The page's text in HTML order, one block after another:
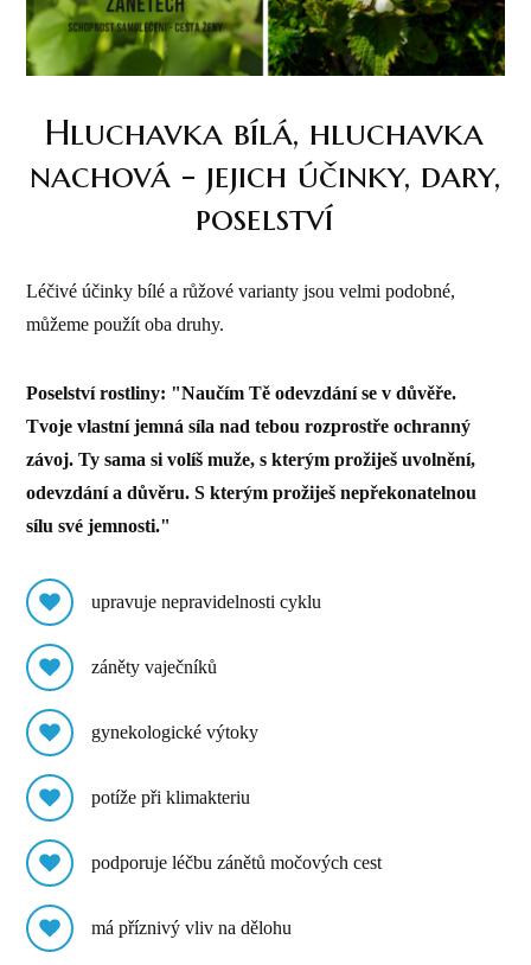
Hluchavka bílá, hluchavka
nachová - jejich účinky, dary,
poselství
Léčivé účinky bílé a růžové varianty jsou velmi podobné,
můžeme použít oba druhy.
Poselství rostliny: "Naučím Tě odevzdání se v důvěře.
Tvoje vlastní jemná síla nad tebou rozprostře ochranný
závoj.Ty sama si volíš muže, s kterým prožiješ uvolnění,
odevzdání a důvěru. S kterým prožiješ nepřekonatelnou
sílu své jemnosti."
upravuje nepravidelnosti cyklu
záněty vaječníků
gynekologické výtoky
potíže při klimakteriu
podporuje léčbu zánětů močových cest
má příznivý vliv na dělohu